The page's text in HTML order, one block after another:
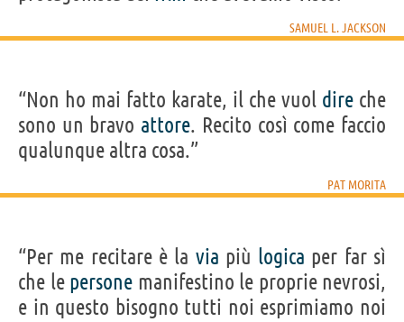
SAMUEL L. JACKSON
“Non ho mai fatto karate, il che vuol dire che
sono un bravo attore. Recito così come faccio
qualunque altra cosa.”
PAT MORITA
“Per me recitare è la via più logica per far sì
che le persone manifestino le proprie nevrosi,
e in questo bisogno tutti noi esprimiamo noi